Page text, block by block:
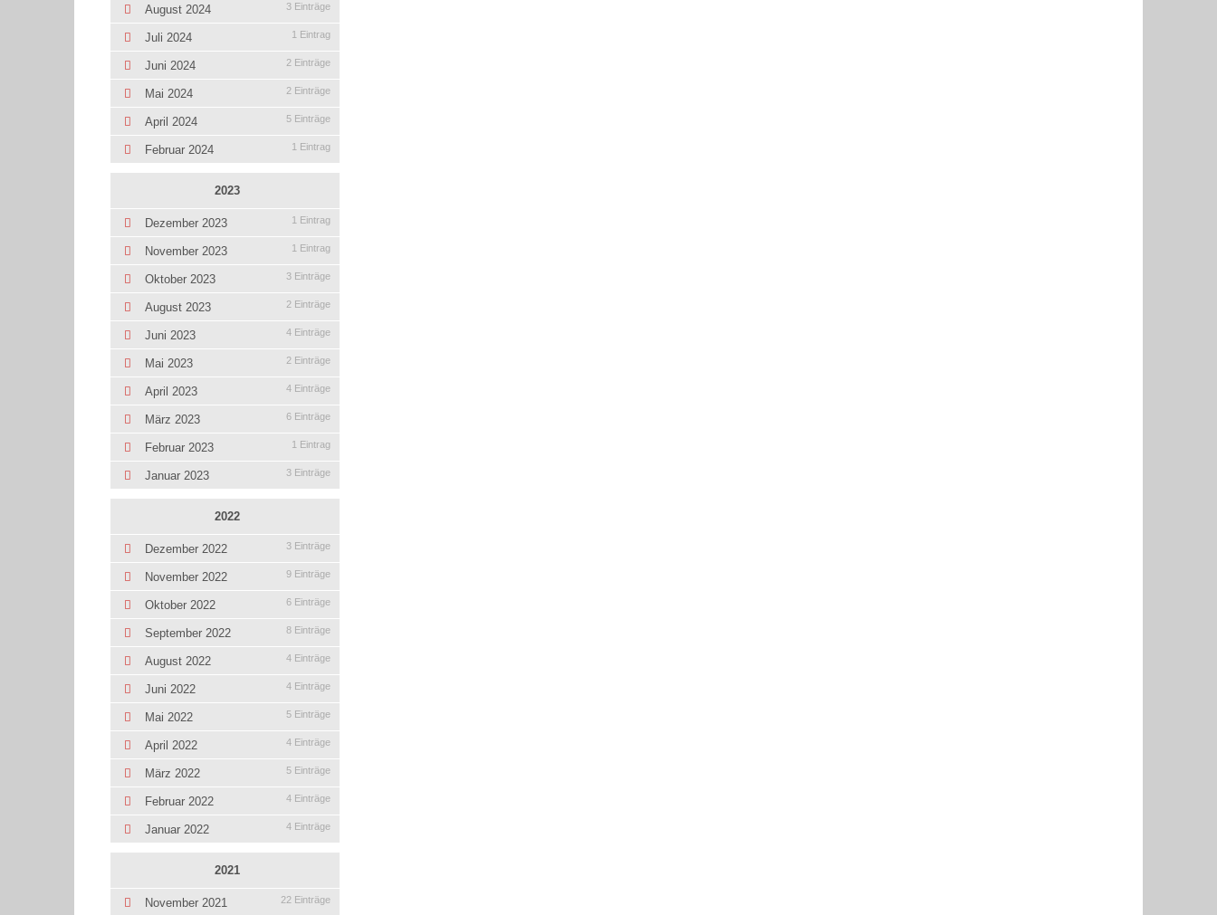
August 2024 3 Einträge
Juli 2024 1 Eintrag
Juni 2024 2 Einträge
Mai 2024 2 Einträge
April 2024 5 Einträge
Februar 2024 1 Eintrag
2023
Dezember 2023 1 Eintrag
November 2023 1 Eintrag
Oktober 2023 3 Einträge
August 2023 2 Einträge
Juni 2023 4 Einträge
Mai 2023 2 Einträge
April 2023 4 Einträge
März 2023 6 Einträge
Februar 2023 1 Eintrag
Januar 2023 3 Einträge
2022
Dezember 2022 3 Einträge
November 2022 9 Einträge
Oktober 2022 6 Einträge
September 2022 8 Einträge
August 2022 4 Einträge
Juni 2022 4 Einträge
Mai 2022 5 Einträge
April 2022 4 Einträge
März 2022 5 Einträge
Februar 2022 4 Einträge
Januar 2022 4 Einträge
2021
November 2021 22 Einträge